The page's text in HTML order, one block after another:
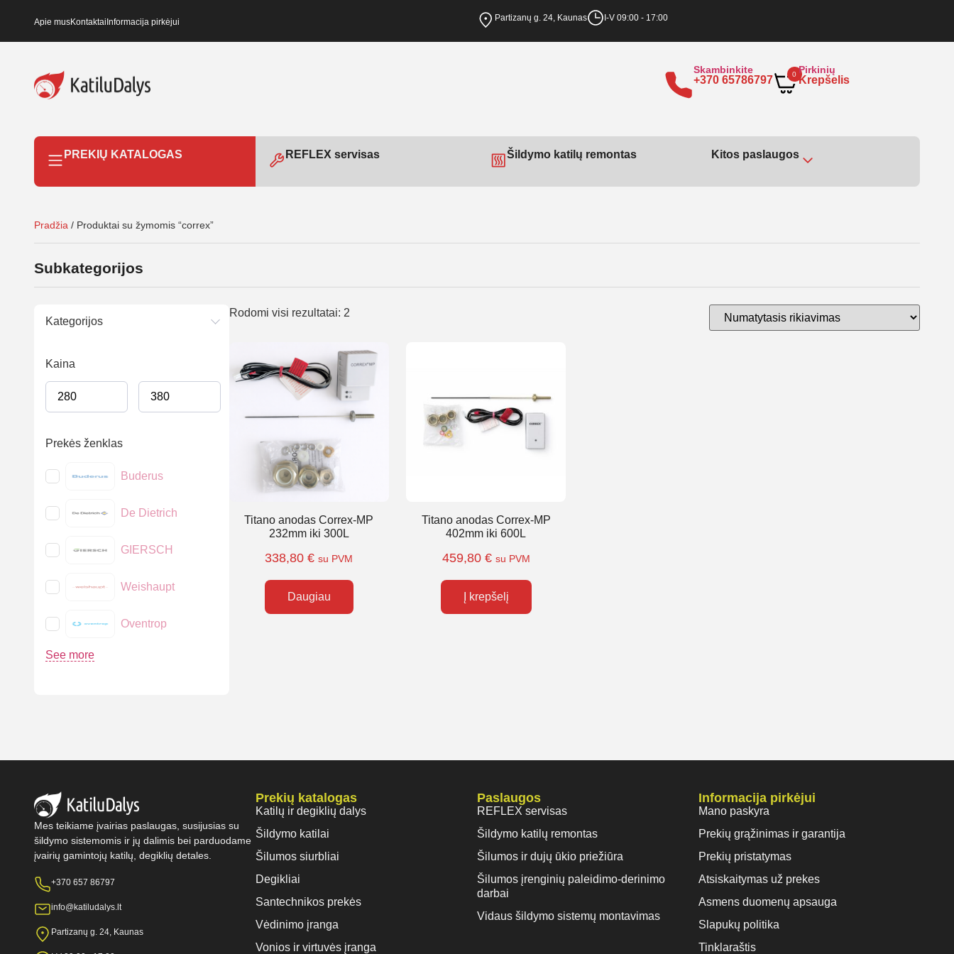
Apie musKontaktaiInformacija pirkėjui Partizanų g. 24, Kaunas I-V 09:00 - 17:00
Skambinkite
+370 65786797 0 Pirkinių
Krepšelis
PREKIŲ KATALOGAS REFLEX servisas Šildymo katilų remontas Kitos paslaugos
Pradžia / Produktai su žymomis “correx”
Subkategorijos
Kategorijos
Kaina
Prekės ženklas
Buderus
De Dietrich
GIERSCH
Weishaupt
Oventrop
See more
Rodomi visi rezultatai: 2
Titano anodas Correx-MP
232mm iki 300L
338,80€ su PVM
Daugiau
Titano anodas Correx-MP
402mm iki 600L
459,80 € su PVM
Į krepšelį
Mes teikiame įvairias paslaugas, susijusias su
šildymo sistemomis ir jų dalimis bei parduodame
įvairių gamintojų katilų, degiklių detales.
+370 657 86797
info@katiludalys.lt
Partizanų g. 24, Kaunas
Prekių katalogas
Katilų ir degiklių dalys
Šildymo katilai
Šilumos siurbliai
Degikliai
Santechnikos prekės
Vėdinimo įranga
Vonios ir virtuvės įranga
Paslaugos
REFLEX servisas
Šildymo katilų remontas
Šilumos ir dujų ūkio priežiūra
Šilumos įrenginių paleidimo-derinimo
darbai
Vidaus šildymo sistemų montavimas
Informacija pirkėjui
Mano paskyra
Prekių grąžinimas ir garantija
Prekių pristatymas
Atsiskaitymas už prekes
Asmens duomenų apsauga
Slapukų politika
Tinklaraštis